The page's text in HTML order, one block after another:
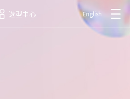
选型中心 English